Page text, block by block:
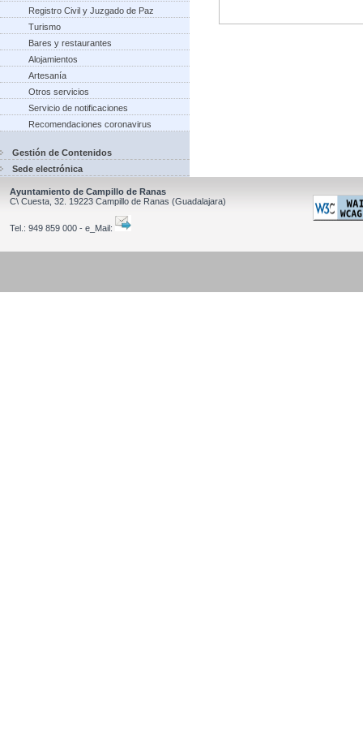
Registro Civil y Juzgado de Paz
Turismo
Bares y restaurantes
Alojamientos
Artesanía
Otros servicios
Servicio de notificaciones
Recomendaciones coronavirus
Gestión de Contenidos
Sede electrónica
Ayuntamiento de Campillo de Ranas
C\ Cuesta, 32. 19223 Campillo de Ranas (Guadalajara)
Tel.: 949 859 000 - e_Mail: